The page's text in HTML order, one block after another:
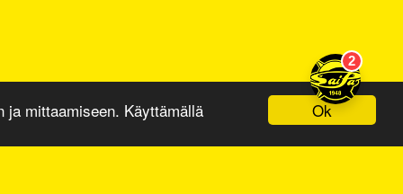
Ok
ja mittaamiseen. Käyttämällä